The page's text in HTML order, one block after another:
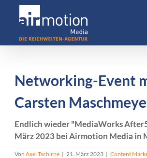
Networking-Event
Carsten
Endlich wieder "MediaWorks
März 2023 bei Airmotion Media in
Von Axel Tschirne | 21. März 2023 | Content